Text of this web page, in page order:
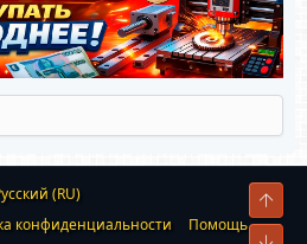
(RU)
конфиденциальности
Помощь